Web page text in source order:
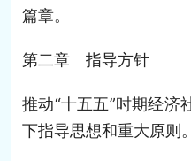
篇章。
第二章 指导方针
推动“十五五”时期经济
下指导思想和重大原则。